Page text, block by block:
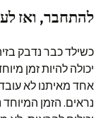
להתחבר, ואז
כשילד כבר נדבק
יכולה להיות זמן
אחד מאיתנו לא
נראים. הזמן